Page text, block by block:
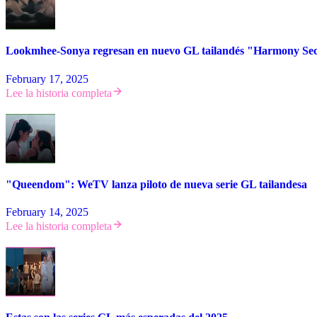
Lookmhee-Sonya regresan en nuevo GL tailandés "Harmony
February 17, 2025
Lee la historia completa
"Queendom": WeTV lanza piloto de nueva serie GL tailandesa
February 14, 2025
Lee la historia completa